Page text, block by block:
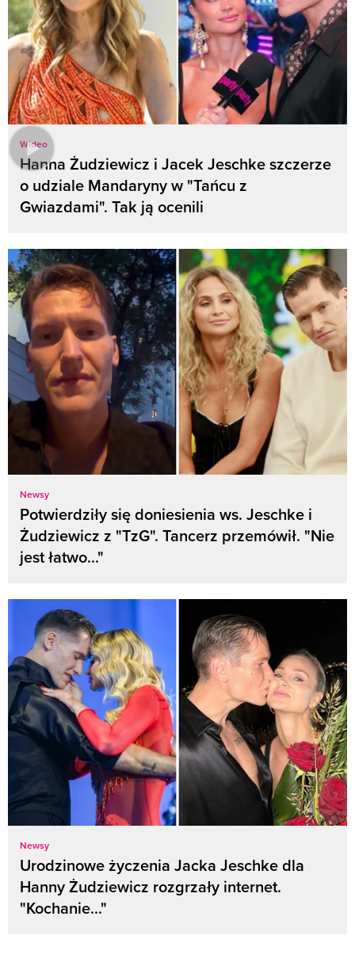
Wideo
Hanna Żudziewicz i Jacek Jeschke szczerze
o udziale Mandaryny w "Tańcu z
Gwiazdami". Tak ją ocenili
Newsy
Potwierdziły się doniesienia ws. Jeschke i
Żudziewicz z "TzG". Tancerz przemówił. "Nie
jest łatwo..."
Newsy
Urodzinowe życzenia Jacka Jeschke dla
Hanny Żudziewicz rozgrzały internet.
"Kochanie..."